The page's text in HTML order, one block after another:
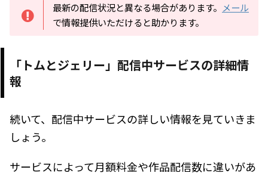
最新の配信状況と異なる場合があります。 メール
で情報提供いただけると助かります。
「トムとジェリー」配信中サービスの詳細情
報
続いて、配信中サービスの詳しい情報を見ていきま
しょう。
サービスによって月額料金や作品配信数に違いがあ